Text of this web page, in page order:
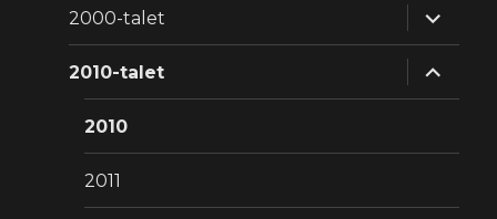
2000-talet
2010-talet
2010
2011